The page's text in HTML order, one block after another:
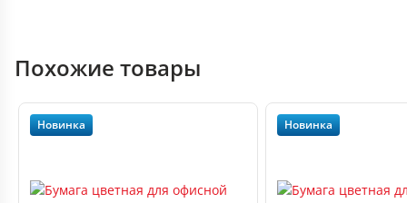
Похожие товары
Новинка Новинка